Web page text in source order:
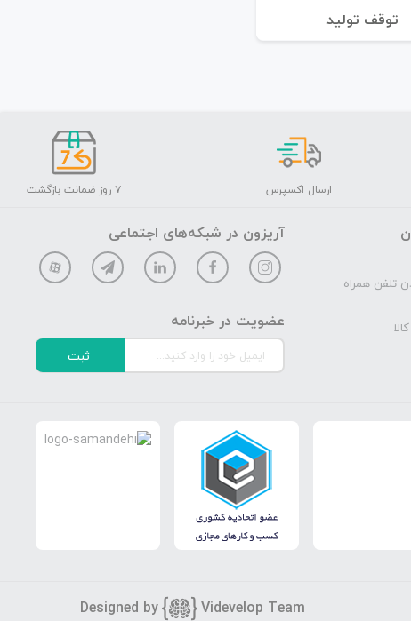
توقف تولید
ارسال اکسپرس ۷ روز ضمانت بازگشت
تلفن همراه
آریزون در شبکه‌های اجتماعی
عضویت در خبرنامه
ثبت
Designed by Videvelop Team